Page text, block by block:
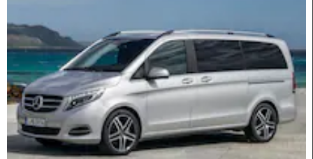
Categorie
Nieuwe auto's
Merk & model
MERCEDES-BENZ